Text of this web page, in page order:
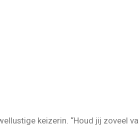
keizerin. “Houd jij zoveel